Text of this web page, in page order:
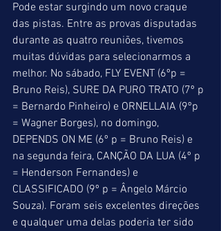
Pode estar surgindo um novo craque
das pistas. Entre as provas disputadas
durante as quatro reuniões, tivemos
muitas dúvidas para selecionarmos a
melhor. No sábado, FLY EVENT (6ºp =
Bruno Reis), SURE DA PURO TRATO (7º p
= Bernardo Pinheiro) e ORNELLAIA (9ºp
= Wagner Borges), no domingo,
DEPENDS ON ME (6º p = Bruno Reis) e
na segunda feira, CANÇÃO DA LUA (4º p
= Henderson Fernandes) e
CLASSIFICADO (9º p = Ângelo Márcio
Souza). Foram seis excelentes direções
e qualquer uma delas poderia ter sido